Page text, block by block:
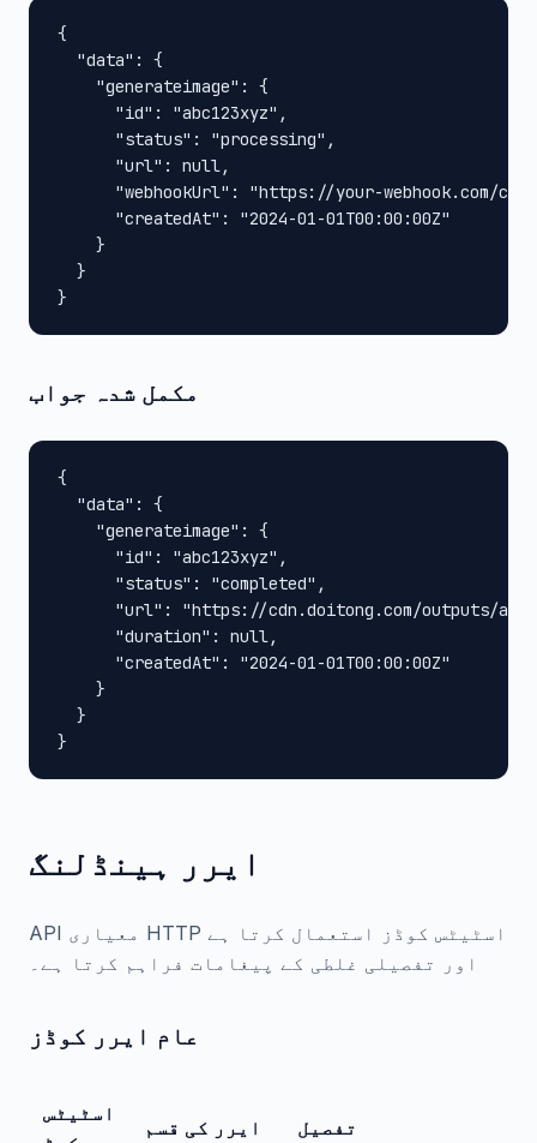
{
  "data": {
    "generateimage": {
      "id": "abc123xyz",
      "status": "processing",
      "url": null,
"webhookUrl": "https://your-webhook.com/
      "createdAt": "2024-01-01T00:00:00Z"
    }
  }
}
مکمل شدہ جواب
{
  "data": {
    "generateimage": {
      "id": "abc123xyz",
      "status": "completed",
"url": "https://cdn.doitong.com/outputs/
      "duration": null,
      "createdAt": "2024-01-01T00:00:00Z"
    }
  }
}
ایرر ہینڈلنگ
API معیاری HTTP اسٹیٹس کوڈز استعمال کرتا ہے
اور تفصیلی غلطی کے پیغامات فراہم کرتا ہے۔
عام ایرر کوڈز
اسٹیٹس
ایرر کی قسم تفصیل